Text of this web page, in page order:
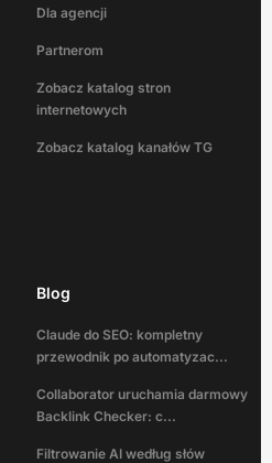
Dla agencji
Partnerom
Zobacz katalog stron
internetowych
Zobacz katalog kanałów TG
Blog
Claude do SEO: kompletny
przewodnik po automatyzac...
Collaborator uruchamia darmowy
Backlink Checker: c...
Filtrowanie AI według słów